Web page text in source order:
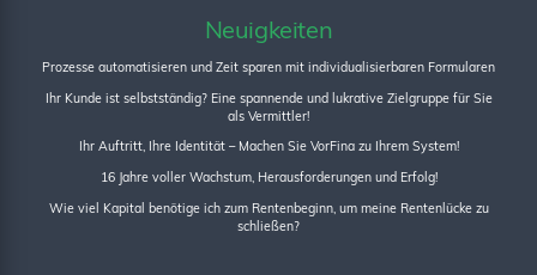
Neuigkeiten
Prozesse automatisieren und Zeit sparen mit individualisierbaren Formularen
Ihr Kunde ist selbstständig? Eine spannende und lukrative Zielgruppe für Sie
als Vermittler!
Ihr Auftritt, Ihre Identität – Machen Sie VorFina zu Ihrem System!
16 Jahre voller Wachstum, Herausforderungen und Erfolg!
Wie viel Kapital benötige ich zum Rentenbeginn, um meine Rentenlücke zu
schließen?